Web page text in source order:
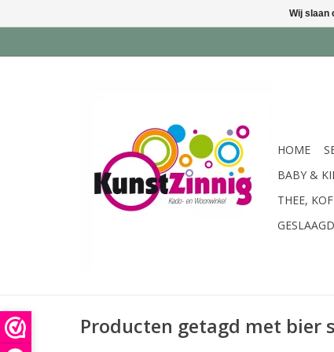
HOME
BABY &
THEE,
Producten getagd met bier
Wij slaan